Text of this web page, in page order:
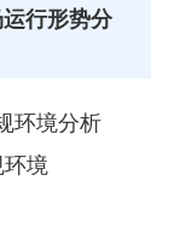
行形势分
环境分析
环境